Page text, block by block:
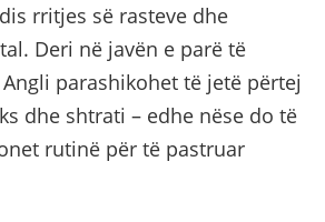
rritjes së rasteve dhe
Deri në javën e parë të
parashikohet të jetë përtej
dhe shtrati – edhe nëse do të
rutinë për të pastruar